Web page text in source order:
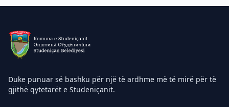
Duke punuar së bashku për një të ardhme më të mirë për të
gjithë qytetarët e Studeniçanit.